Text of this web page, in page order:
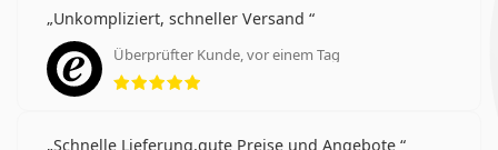
Unkompliziert, schneller Versand
Überprüfter Kunde, vor einem Tag
Bewertung 5 aus 5
Schnelle Lieferung,gute Preise und Angebote